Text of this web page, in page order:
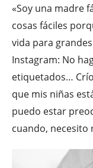
«Soy una madre
cosas fáciles
vida para
Instagram: No
etiquetados…
que mis niñas
puedo estar
cuando, necesito